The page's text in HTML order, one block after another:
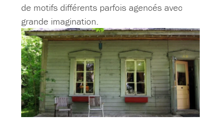
de motifs différents parfois agencés avec
grande imagination.